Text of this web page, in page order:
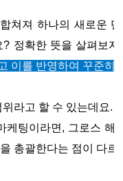
쳐져 하나의 새로운
? 정확한 뜻을 살펴보
이를 반영하여 꾸준히
라고 할 수 있는데요.
케팅이라면, 그로스 해
총괄한다는 점이 다르